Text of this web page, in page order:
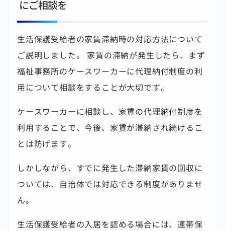
にご相談を
生活保護受給者の家賃滞納時の対応方法について
ご説明しました。 家賃の滞納が発生したら、まず
福祉事務所のケースワーカーに代理納付制度の利
用について相談をすることが大切です。
ケースワーカーに相談し、家賃の代理納付制度を
利用することで、今後、家賃が滞納され続けるこ
とは防げます。
しかしながら、すでに発生した滞納家賃の回収に
ついては、自治体では対応できる制度がありませ
ん。
生活保護受給者の入居を認める場合には、連帯保